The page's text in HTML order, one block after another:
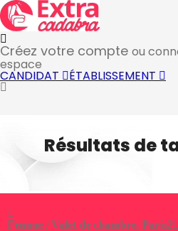
Créez votre compte ou
espace
CANDIDAT ÉTABLISSEMENT
Résultats de
Femme / Valet de chambre, Paris2